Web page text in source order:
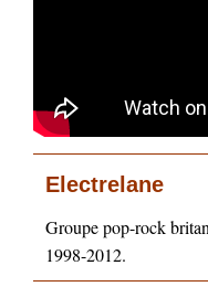
Electrelane
Groupe pop-rock
1998-2012.